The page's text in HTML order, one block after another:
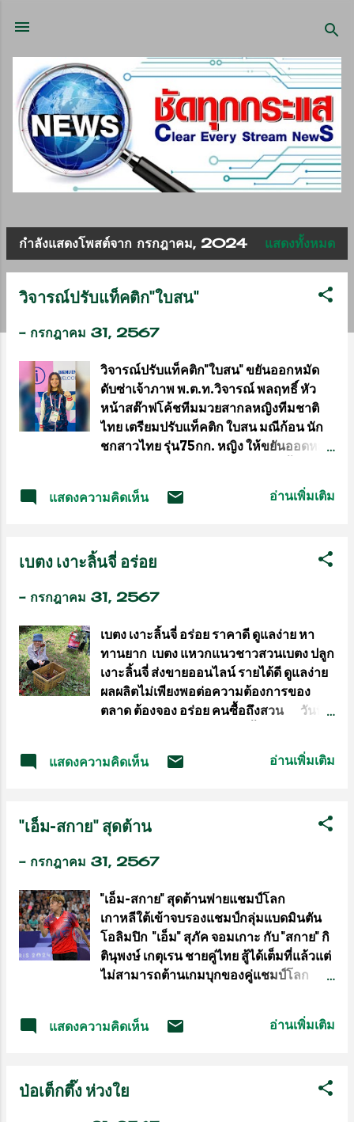
บ
กำลังแสดงโพสต์จาก กรกฎาคม, 2024 แสดงทั้งหมด
วิจารณ์ปรับแท็คติก"ใบสน"
- กรกฎาคม 31, 2567
วิจารณ์ปรับแท็คติก"ใบสน" ขยันออกหมัด
ดับซ่าเจ้าภาพ พ.ต.ท.วิจารณ์ พลฤทธิ์ หัว
หน้าสต๊าฟโค้ชทีมมวยสากลหญิงทีมชาติ
ไทย เตรียมปรับแท็คติก ใบสน มณีก้อน นัก
ชกสาวไทย รุ่น75กก. หญิง ให้ขยันออดหมัด
ภาพ ฝรั่งเศส เจ้าของดีกรีเหรียญทองแดงชิง
แชมป์โลกปี 2022 ในคืนนี้
ฝรั่งเศส ความเคลื่อนไหวทีมมวยสากลทีม
ร่วมมหกรรมกีฬาโอลิมปิคเกมส์2024 ที่
ระหว่าง26ก.ค.-11ส.ค.นี้ ล่าสุดเมื่อช่วงเช้า
วันนี้(31ก.ค.)ทีมมวยสากลทีมชาติไทยทั้ง
ชาย-หญิง ยังคงปักหลักฝึกซ้อมอยู่ภายใน
บริเวณหมู่บ้านนักกีฬา โดยมีพ.ต.ท.วิจารณ์
พลฤทธิ์ หัวหน้าสต๊าฟโค้ชทีมมวยสากล
ทบทวนการฟุตเวิร์ก ชกลมและการออก
หมัด โดยคืนนี้มีนักชกสาวไทยลงแข่งขัน
รอบแรกพบ ดาวินา มิเชล กำปั้นเจ้าภาพ
แชมป์โลกปี 2022 ในคืนนี้เวลา22.20น.
แสดงความคิดเห็น อ่านเพิ่มเติม
เบตง เงาะลิ้นจี่ อร่อย
- กรกฎาคม 31, 2567
เบตง เงาะลิ้นจี่ อร่อย ราคาดี ดูแลง่าย หา
ทานยาก เบตง แหวกแนวชาวสวนเบตง ปลูก
เงาะลิ้นจี่ ส่งขายออนไลน์ รายได้ดี ดูแลง่าย
ผลผลิตไม่เพียงพอต่อความต้องการของ
ตลาด ต้องจอง อร่อย คนซื้อถึงสวน วันที่
เบตง จ.ยะลา มีผลผลิตของผลไม้หลากหลาย
ชนิดและจำนวนมากออกสู่ท้องตลาดทำให้
ทางเข้ามาท่องเที่ยว หาซื้อผลไม้รับประทาน
เงาะ ทำให้บรรยากาศในพื้นที่อำเภอเบตง
เต็มไปด้วยนักท่องเที่ยว กลางคืนตามล้งผล
ไม้ ก็จะมีพนักงาน ลูกจ้าง ของล้งผลไม้ นำ
ผลไม้ขึ้นรถ เตรียมนำไปส่งตามสถานที่
ต่างๆ แต่ยังมีผลไม้อีกชนิดนึง ที่ผลผลิตออก
ในช่วงนี้เหมือนกัน แต่ตามท้องตลาดก็แทบ
เงาะลิ้นจี่ หรือ เงาะปูลาซัน ชาวสวนผลไม้
ในอำเภอเบตง ปลูกกันน้อย ส่วนใหญ่จะปลูก
คุณขวัญ ซึ่งมีสวนอยู่ที่บ้าน ...
แสดงความคิดเห็น อ่านเพิ่มเติม
"เอ็ม-สกาย" สุดต้าน
- กรกฎาคม 31, 2567
"เอ็ม-สกาย" สุดต้านพ่ายแชมป์โลก
เกาหลีใต้เข้าจบรองแชมป์กลุ่มแบดมินตัน
โอลิมปิก "เอ็ม" สุภัค จอมเกาะ กับ "สกาย" กิ
ตินุพงษ์ เกตุเรน ชายคู่ไทย สู้ได้เต็มที่แล้วแต่
ไม่สามารถต้านเกมบุกของคู่แชมป์โลก
เกาหลีใต้พ่ายไป 2 เกมรวด จบอันดับที่ 2
ของกลุ่มในศึกโอลิมปิกเกมส์ การแข่งขัน
ในกรุงปารีส ประเทศฝรั่งเศส เมื่อวันอังคาร
แสดงความคิดเห็น อ่านเพิ่มเติม
ป่อเต็กตึ๊ง ห่วงใย